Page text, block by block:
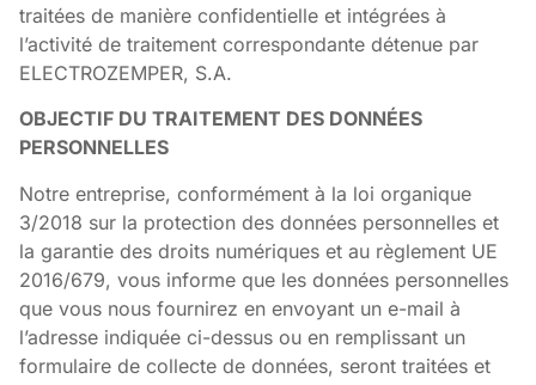
traitées de manière confidentielle et intégrées à
l’activité de traitement correspondante détenue par
ELECTROZEMPER, S.A.
OBJECTIF DU TRAITEMENT DES DONNÉES
PERSONNELLES
Notre entreprise, conformément à la loi organique
3/2018 sur la protection des données personnelles et
la garantie des droits numériques et au règlement UE
2016/679, vous informe que les données personnelles
que vous nous fournirez en envoyant un e-mail à
l’adresse indiquée ci-dessus ou en remplissant un
formulaire de collecte de données, seront traitées et